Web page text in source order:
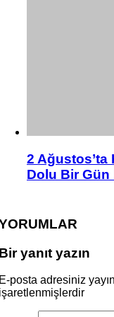
2 Ağustos’ta
Dolu Bir
yanıt yazın
posta adresiniz